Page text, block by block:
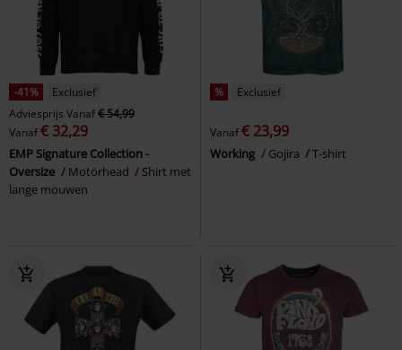
-41%
Exclusief
Adviesprijs Vanaf€ 54,99
Vanaf€ 32,29
EMP Signature Collection -
Oversize
Motörhead
Shirt met
lange mouwen
% Exclusief
Vanaf€ 23,99
Working Gojira T-shirt